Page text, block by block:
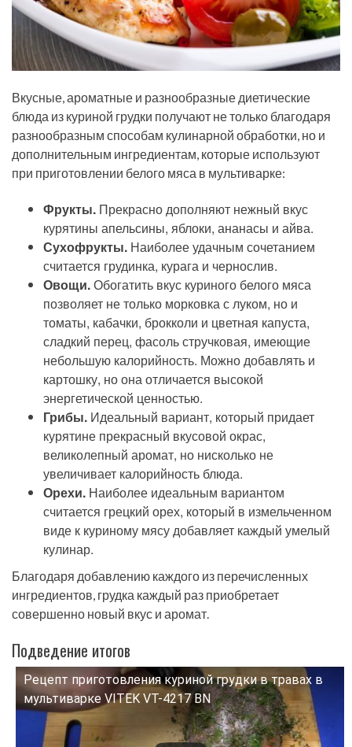
Вкусные, ароматные и разнообразные диетические
блюда из куриной грудки получают не только благодаря
разнообразным способам кулинарной обработки, но и
дополнительным ингредиентам, которые используют
при приготовлении белого мяса в мультиварке:
Фрукты. Прекрасно дополняют нежный вкус
курятины апельсины, яблоки, ананасы и айва.
Сухофрукты. Наиболее удачным сочетанием
считается грудинка, курага и чернослив.
Овощи.Обогатить вкус куриного белого мяса
позволяет не только морковка с луком, но и
томаты, кабачки, брокколи и цветная капуста,
сладкий перец, фасоль стручковая, имеющие
небольшую калорийность. Можно добавлять и
картошку, но она отличается высокой
энергетической ценностью.
Грибы. Идеальный вариант, который придает
курятине прекрасный вкусовой окрас,
великолепный аромат, но нисколько не
увеличивает калорийность блюда.
Орехи. Наиболее идеальным вариантом
считается грецкий орех, который в измельченном
виде к куриному мясу добавляет каждый умелый
кулинар.
Благодаря добавлению каждого из перечисленных
ингредиентов, грудка каждый раз приобретает
совершенно новый вкус и аромат.
Подведение итогов
Рецепт приготовления куриной грудки в травах в
мультиварке VITEK VT-4217 BN
Смотрите это видео на YouTube